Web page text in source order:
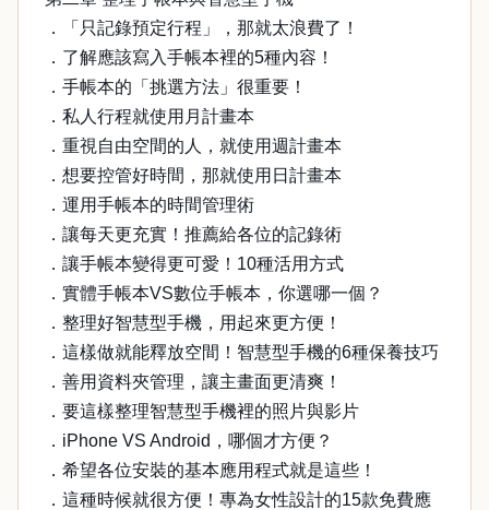
．「只記錄預定行程」，那就太浪費了！
．了解應該寫入手帳本裡的5種內容！
．手帳本的「挑選方法」很重要！
．私人行程就使用月計畫本
．重視自由空間的人，就使用週計畫本
．想要控管好時間，那就使用日計畫本
．運用手帳本的時間管理術
．讓每天更充實！推薦給各位的記錄術
．讓手帳本變得更可愛！10種活用方式
．實體手帳本VS數位手帳本，你選哪一個？
．整理好智慧型手機，用起來更方便！
．這樣做就能釋放空間！智慧型手機的6種保養技巧
．善用資料夾管理，讓主畫面更清爽！
．要這樣整理智慧型手機裡的照片與影片
．iPhone VS Android，哪個才方便？
．希望各位安裝的基本應用程式就是這些！
．這種時候就很方便！專為女性設計的15款免費應